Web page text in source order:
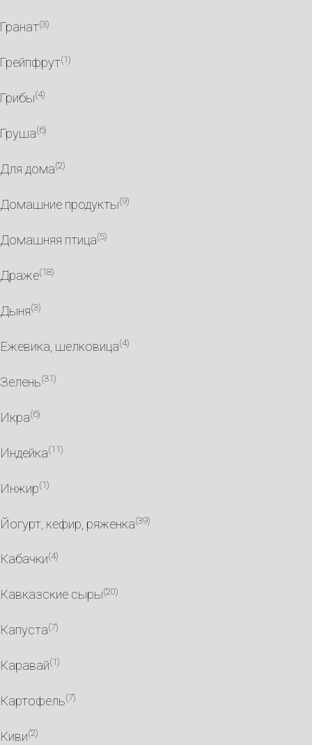
Гранат(3)
Грейпфрут(1)
Грибы(4)
Груша(6)
Для дома(2)
Домашние продукты(9)
Домашняя птица(5)
Драже(18)
Дыня(3)
Ежевика, шелковица(4)
Зелень(31)
Икра(6)
Индейка(11)
Инжир(1)
Йогурт, кефир, ряженка(39)
Кабачки(4)
Кавказские сыры(20)
Капуста(7)
Каравай(1)
Картофель(7)
Киви(2)